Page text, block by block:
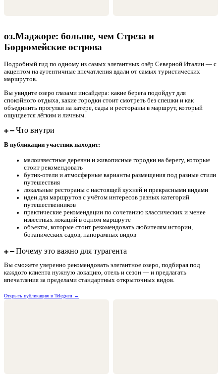
оз.Маджоре: больше, чем Стреза и
Борромейские острова
Подробный гид по одному из самых элегантных озёр Северной Италии — с
акцентом на аутентичные впечатления вдали от самых туристических
маршрутов.
Вы увидите озеро глазами инсайдера: какие берега подойдут для
спокойного отдыха, какие городки стоит смотреть без спешки и как
объединить прогулки на катере, сады и рестораны в маршрут, который
ощущается лёгким и личным.
Что внутри
В публикации участник находит:
малоизвестные деревни и живописные городки на берегу, которые
стоит рекомендовать
бутик-отели и атмосферные варианты размещения под разные стили
путешествия
локальные рестораны с настоящей кухней и прекрасными видами
идеи для маршрутов с учётом интересов разных категорий
путешественников
практические рекомендации по сочетанию классических и менее
известных локаций в одном маршруте
объекты, которые стоит рекомендовать любителям истории,
ботанических садов, панорамных видов
Почему это важно для турагента
Вы сможете уверенно рекомендовать элегантное озеро, подбирая под
каждого клиента нужную локацию, отель и сезон — и предлагать
впечатления за пределами стандартных открыточных видов.
Открыть публикацию в Telegram →